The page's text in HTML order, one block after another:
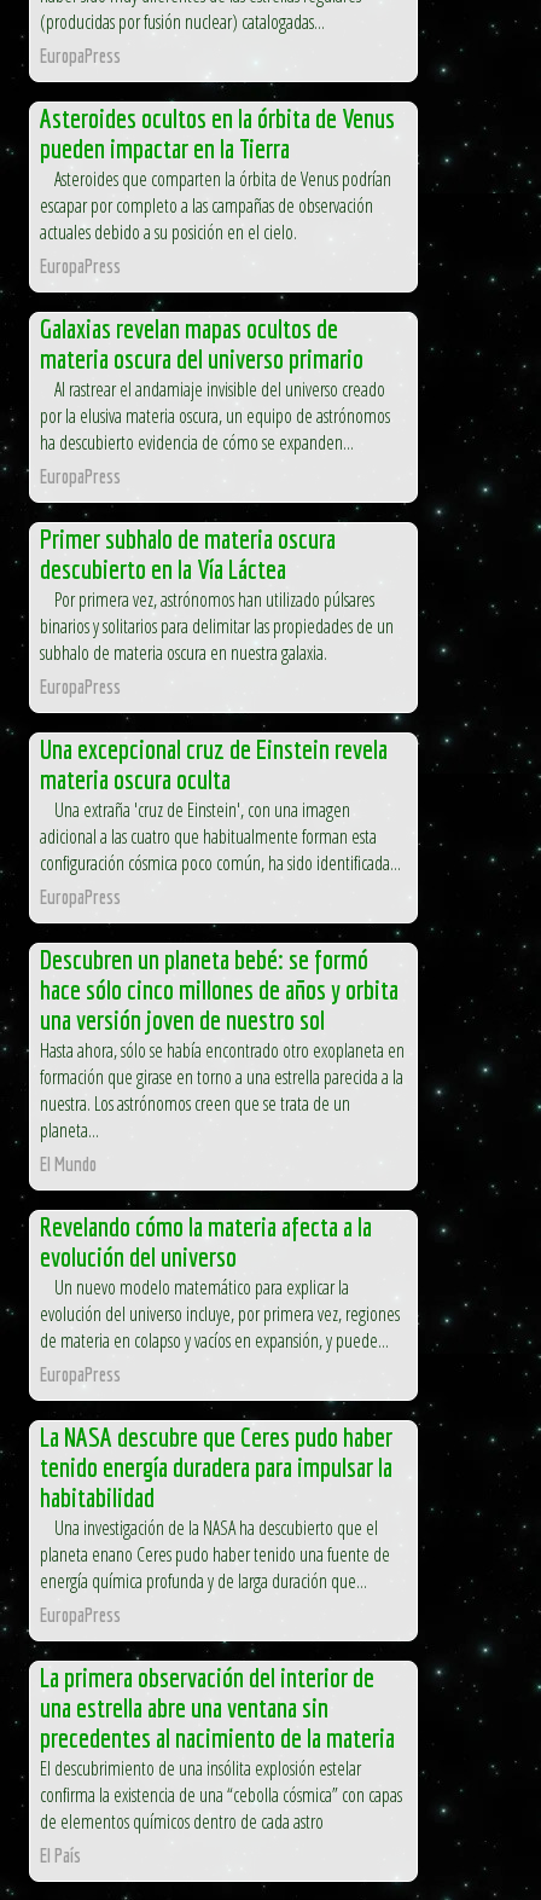
(producidas por fusión nuclear) catalogadas...
EuropaPress
Asteroides ocultos en la órbita de Venus
pueden impactar en la Tierra
Asteroides que comparten la órbita de Venus podrían
escapar por completo a las campañas de observación
actuales debido a su posición en el cielo.
EuropaPress
Galaxias revelan mapas ocultos de
materia oscura del universo primario
Al rastrear el andamiaje invisible del universo creado
por la elusiva materia oscura, un equipo de astrónomos
ha descubierto evidencia de cómo se expanden...
EuropaPress
Primer subhalo de materia oscura
descubierto en la Vía Láctea
Por primera vez, astrónomos han utilizado púlsares
binarios y solitarios para delimitar las propiedades de un
subhalo de materia oscura en nuestra galaxia.
EuropaPress
Una excepcional cruz de Einstein revela
materia oscura oculta
Una extraña 'cruz de Einstein', con una imagen
adicional a las cuatro que habitualmente forman esta
configuración cósmica poco común, ha sido identificada...
EuropaPress
Descubren un planeta bebé: se formó
hace sólo cinco millones de años y orbita
una versión joven de nuestro sol
Hasta ahora, sólo se había encontrado otro exoplaneta en
formación que girase en torno a una estrella parecida a la
nuestra. Los astrónomos creen que se trata de un
planeta...
El Mundo
Revelando cómo la materia afecta a la
evolución del universo
Un nuevo modelo matemático para explicar la
evolución del universo incluye, por primera vez, regiones
de materia en colapso y vacíos en expansión, y puede...
EuropaPress
La NASA descubre que Ceres pudo haber
tenido energía duradera para impulsar la
habitabilidad
Una investigación de la NASA ha descubierto que el
planeta enano Ceres pudo haber tenido una fuente de
energía química profunda y de larga duración que...
EuropaPress
La primera observación del interior de
una estrella abre una ventana sin
precedentes al nacimiento de la materia
El descubrimiento de una insólita explosión estelar
confirma la existencia de una “cebolla cósmica” con capas
de elementos químicos dentro de cada astro
El País